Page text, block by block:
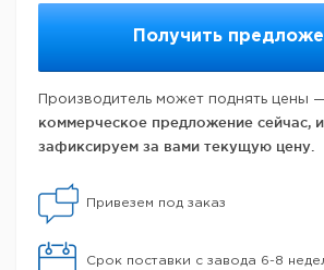
Получить
Производитель может поднять цены —
коммерческое предложение сейчас,
зафиксируем за вами текущую цену.
Привезем под заказ
Срок поставки с завода 6-8